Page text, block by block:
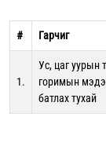
# Гарчиг
1.
Ус, цаг уурын
горимын
батлах тухай